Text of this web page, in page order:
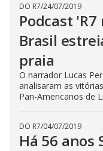
DO R7/24/07/2019
Podcast
Brasil
praia
O narrador Lucas
analisaram as
Pan-Americanos de
DO R7/04/07/2019
Há 56 anos